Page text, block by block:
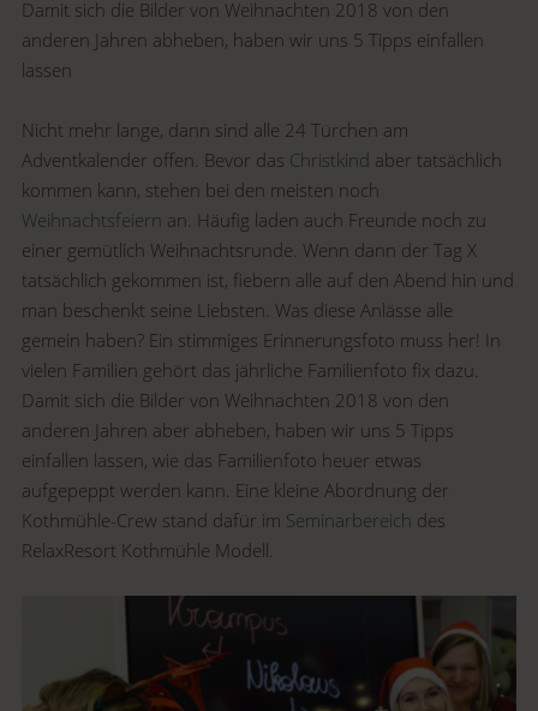
Damit sich die Bilder von Weihnachten 2018 von den
anderen Jahren abheben, haben wir uns 5 Tipps einfallen
lassen
Nicht mehr lange, dann sind alle 24 Türchen am
Adventkalender offen. Bevor das Christkind aber tatsächlich
kommen kann, stehen bei den meisten noch
Weihnachtsfeiern an. Häufig laden auch Freunde noch zu
einer gemütlich Weihnachtsrunde. Wenn dann der Tag X
tatsächlich gekommen ist, fiebern alle auf den Abend hin und
man beschenkt seine Liebsten. Was diese Anlässe alle
gemein haben? Ein stimmiges Erinnerungsfoto muss her! In
vielen Familien gehört das jährliche Familienfoto fix dazu.
Damit sich die Bilder von Weihnachten 2018 von den
anderen Jahren aber abheben, haben wir uns 5 Tipps
einfallen lassen, wie das Familienfoto heuer etwas
aufgepeppt werden kann. Eine kleine Abordnung der
Kothmühle-Crew stand dafür im Seminarbereich des
RelaxResort Kothmühle Modell.